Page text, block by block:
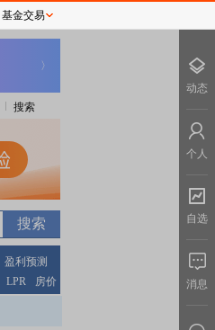
搜索
盈利预测
LPR 房价
基金交易
动态
个人
自选
消息